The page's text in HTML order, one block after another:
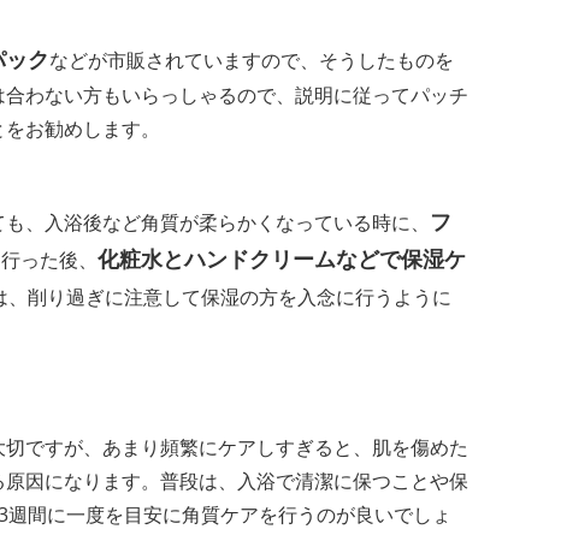
クなどが市販されていますので、そうしたものを
わない方もいらっしゃるので、説明に従ってパッチ
お勧めします。
、入浴後など角質が柔らかくなっている時に、 フ
った後、 化粧水とハンドクリームなどで保湿ケ
削り過ぎに注意して保湿の方を入念に行うように
ですが、あまり頻繁にケアしすぎると、肌を傷めた
因になります。普段は、入浴で清潔に保つことや保
間に一度を目安に角質ケアを行うのが良いでしょ